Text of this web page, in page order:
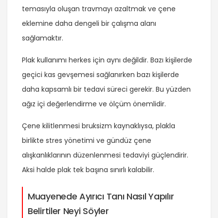
temasıyla oluşan travmayı azaltmak ve çene
eklemine daha dengeli bir çalışma alanı
sağlamaktır.
Plak kullanımı herkes için aynı değildir. Bazı kişilerde
geçici kas gevşemesi sağlanırken bazı kişilerde
daha kapsamlı bir tedavi süreci gerekir. Bu yüzden
ağız içi değerlendirme ve ölçüm önemlidir.
Çene kilitlenmesi bruksizm kaynaklıysa, plakla
birlikte stres yönetimi ve gündüz çene
alışkanlıklarının düzenlenmesi tedaviyi güçlendirir.
Aksi halde plak tek başına sınırlı kalabilir.
Muayenede Ayırıcı Tanı Nasıl Yapılır
Belirtiler Neyi Söyler